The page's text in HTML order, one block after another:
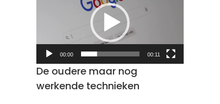
00:00 00:11
De oudere maar nog
werkende technieken